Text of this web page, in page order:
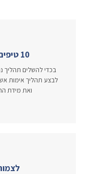
10 טיפים לזכיינות מנצחת
בכדי להשלים תהליך
לבצע תהליך אימות
ואת מידת